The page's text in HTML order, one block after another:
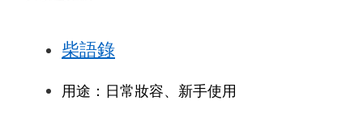
柴語錄
用途：日常妝容、新手使用